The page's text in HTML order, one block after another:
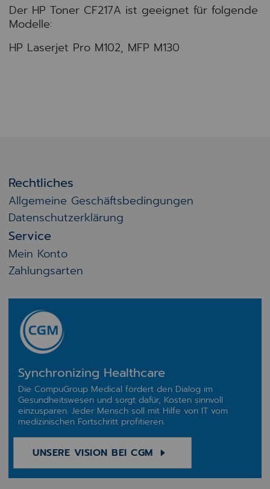
Der HP Toner CF217A ist geeignet für folgende
Modelle:
HP Laserjet Pro M102, MFP M130
Rechtliches
Allgemeine Geschäftsbedingungen
Datenschutzerklärung
Service
Mein Konto
Zahlungsarten
Synchronizing Healthcare
Die CompuGroup Medical fördert den Dialog im
Gesundheitswesen und sorgt dafür, Kosten sinnvoll
einzusparen. Jeder Mensch soll mit Hilfe von IT vom
medizinischen Fortschritt profitieren.
UNSERE VISION BEI CGM